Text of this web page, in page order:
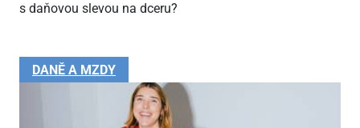
s daňovou slevou na dceru?
DANĚ A MZDY